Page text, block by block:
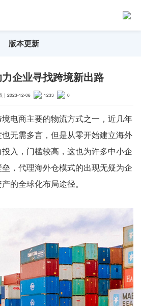
版本更新
企业寻找跨境新出路
｜ 2023-12-06 1233 0
电商主要的物流方式之一，近几年
无需多言，但是从零开始建立海外
入，门槛较高，这也为许多中小企
，代理海外仓模式的出现无疑为企
的全球化布局途径。